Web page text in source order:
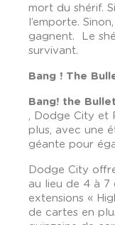
mort du shérif.
l’emporte.
gagnent. Le
survivant.
Bang ! The
Bang! the Bullet
, Dodge City et
plus, avec une
géante pour
Dodge City
au lieu de 4 à 7
extensions «
de cartes en